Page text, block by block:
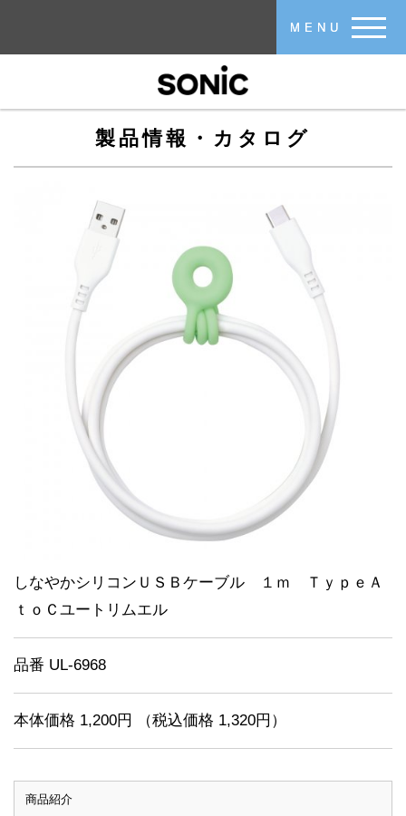
MENU
製品情報・カタログ
しなやかシリコンＵＳＢケーブル １ｍ ＴｙｐｅＡ
ｔｏＣユートリムエル
品番 UL-6968
本体価格 1,200円 （税込価格 1,320円）
商品紹介